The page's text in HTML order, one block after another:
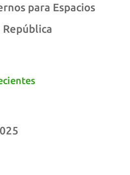
para Espacios